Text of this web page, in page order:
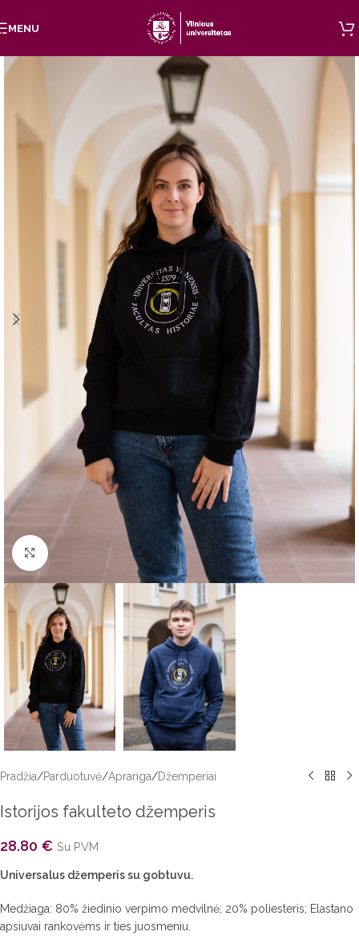
Skip to main content
MENU
Click to enlarge
Pradžia/Parduotuvė/Apranga/Džemperiai
Istorijos fakulteto džemperis
28.80 € Su PVM
Universalus džemperis su gobtuvu.
Medžiaga: 80% žiedinio verpimo medvilnė; 20% poliesteris; Elastano
apsiuvai rankovėms ir ties juosmeniu.